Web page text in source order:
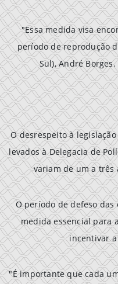
"Essa medida visa
período de reprodução
Sul), André
O desrespeito à
levados à Delegacia de
variam de um a três
O período de defeso
medida essencial para
incentivar
"É importante que cada